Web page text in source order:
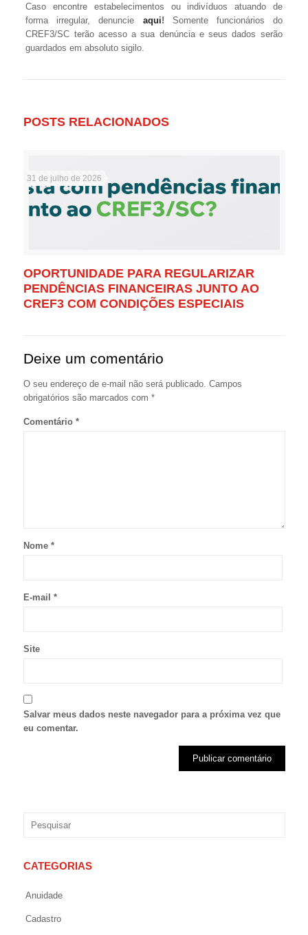
Caso encontre estabelecimentos ou indivíduos atuando de
forma irregular, denuncie aqui! Somente funcionários do
CREF3/SC terão acesso a sua denúncia e seus dados serão
guardados em absoluto sigilo.
POSTS RELACIONADOS
31 de julho de 2026
OPORTUNIDADE PARA REGULARIZAR
PENDÊNCIAS FINANCEIRAS JUNTO AO
CREF3 COM CONDIÇÕES ESPECIAIS
Deixe um comentário
O seu endereço de e-mail não será publicado. Campos
obrigatórios são marcados com *
Comentário *
Nome *
E-mail *
Site
Salvar meus dados neste navegador para a próxima vez que
eu comentar.
CATEGORIAS
Anuidade
Cadastro